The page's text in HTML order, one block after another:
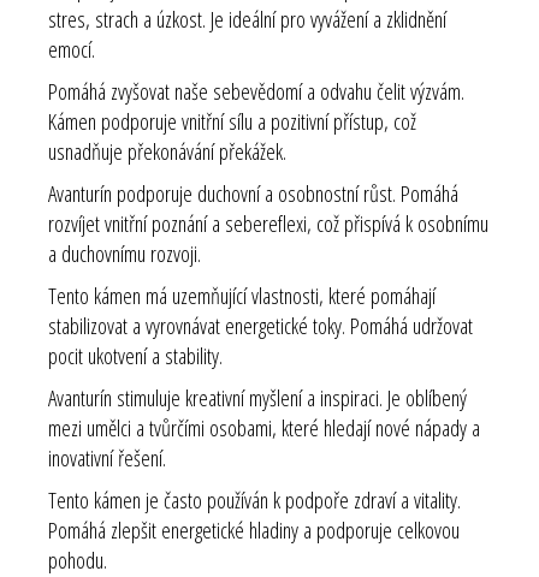
stres, strach a úzkost. Je ideální pro vyvážení a zklidnění
emocí.
Pomáhá zvyšovat naše sebevědomí a odvahu čelit výzvám.
Kámen podporuje vnitřní sílu a pozitivní přístup, což
usnadňuje překonávání překážek.
Avanturín podporuje duchovní a osobnostní růst. Pomáhá
rozvíjet vnitřní poznání a sebereflexi, což přispívá k osobnímu
a duchovnímu rozvoji.
Tento kámen má uzemňující vlastnosti, které pomáhají
stabilizovat a vyrovnávat energetické toky. Pomáhá udržovat
pocit ukotvení a stability.
Avanturín stimuluje kreativní myšlení a inspiraci. Je oblíbený
mezi umělci a tvůrčími osobami, které hledají nové nápady a
inovativní řešení.
Tento kámen je často používán k podpoře zdraví a vitality.
Pomáhá zlepšit energetické hladiny a podporuje celkovou
pohodu.